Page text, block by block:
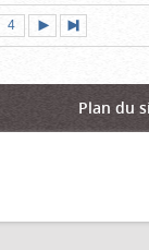
Page
4
suivante
page
Plan du